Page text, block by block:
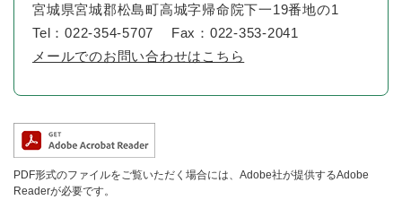
宮城県宮城郡松島町高城字帰命院下一19番地の1
Tel：022-354-5707
Fax：022-353-2041
メールでのお問い合わせはこちら
PDF形式のファイルをご覧いただく場合には、Adobe社が提供するAdobe
Readerが必要です。